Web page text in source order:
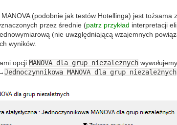
(podobnie jak testów Hotellinga) jest tożsama
przez średnie (patrz przykład interpretacji
(nie uwzględniającą wzajemnych
wyników.
opcji MANOVA dla grup niezależnych
Jednoczynnikowa MANOVA dla grup niezależnych